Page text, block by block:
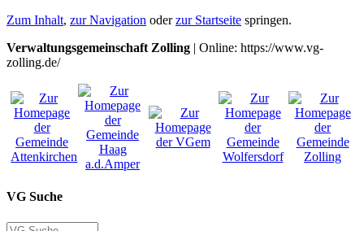
Zum Inhalt, zur Navigation oderzur Startseite springen.
Verwaltungsgemeinschaft Zolling | Online: https://www.vg-
zolling.de/
VG Suche